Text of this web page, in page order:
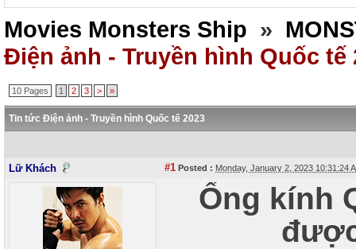
Movies Monsters Ship »
Điện ảnh - Truyền hình Quốc tế
10 Pages 1 2 3 > »
Tin tức Điện ảnh - Truyền hình Quốc tế 2023
Lữ Khách #1 Posted : Monday, January 2, 2023 10:31:24
Ống kính